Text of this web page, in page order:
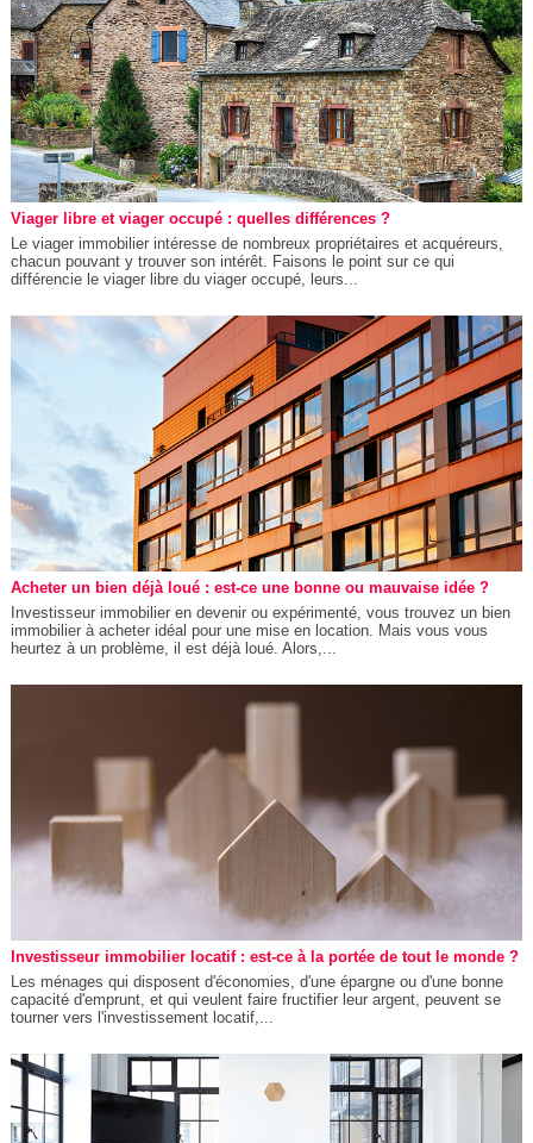
Viager libre et viager occupé : quelles différences ?
Le viager immobilier intéresse de nombreux propriétaires et acquéreurs,
chacun pouvant y trouver son intérêt. Faisons le point sur ce qui
différencie le viager libre du viager occupé, leurs...
Acheter un bien déjà loué : est-ce une bonne ou mauvaise idée ?
Investisseur immobilier en devenir ou expérimenté, vous trouvez un bien
immobilier à acheter idéal pour une mise en location. Mais vous vous
heurtez à un problème, il est déjà loué. Alors,...
Investisseur immobilier locatif : est-ce à la portée de tout le monde ?
Les ménages qui disposent d'économies, d'une épargne ou d'une bonne
capacité d'emprunt, et qui veulent faire fructifier leur argent, peuvent se
tourner vers l'investissement locatif,...